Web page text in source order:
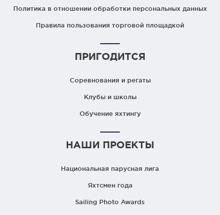
Политика в отношении обработки персональных данных
Правила пользования торговой площадкой
ПРИГОДИТСЯ
Соревнования и регаты
Клубы и школы
Обучение яхтингу
НАШИ ПРОЕКТЫ
Национальная парусная лига
Яхтсмен года
Sailing Photo Awards